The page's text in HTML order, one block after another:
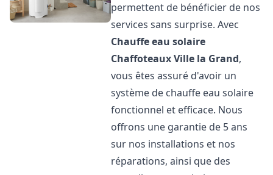
permettent de bénéficier de nos
services sans surprise. Avec
Chauffe eau solaire
ChaffoteauxVille la Grand,
vous êtes assuré d'avoir un
système de chauffe eau solaire
fonctionnel et efficace. Nous
offrons une garantie de 5 ans
sur nos installations et nos
réparations, ainsi que des